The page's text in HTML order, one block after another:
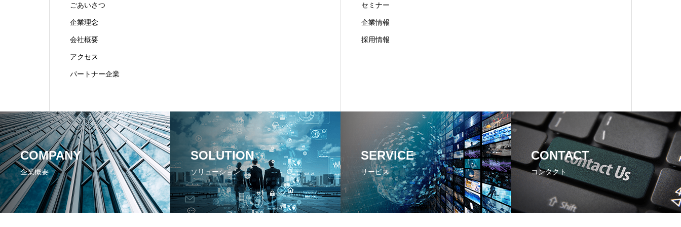
ごあいさつ
企業理念
会社概要
アクセス
パートナー企業
セミナー
企業情報
採用情報
COMPANY
企業概要
SOLUTION
ソリューション
SERVICE
サービス
CONTACT
コンタクト